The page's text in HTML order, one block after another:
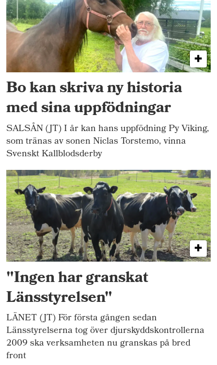
Bo kan skriva ny historia
med sina uppfödningar
SALSÅN (JT) I år kan hans uppfödning Py Viking,
som tränas av sonen Niclas Torstemo, vinna
Svenskt Kallblodsderby
"Ingen har granskat
Länsstyrelsen"
LÄNET (JT) För första gången sedan
Länsstyrelserna tog över djurskyddskontrollerna
2009 ska verksamheten nu granskas på bred
front